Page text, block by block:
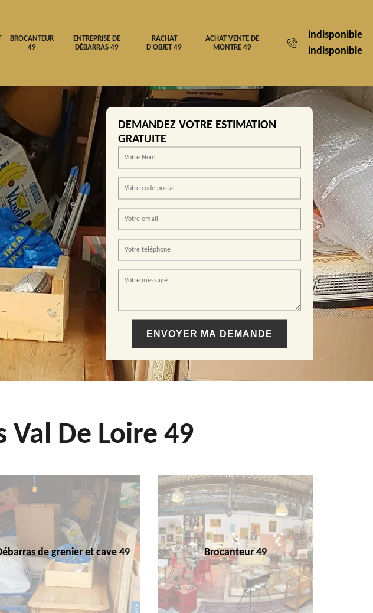
BROCANTEUR
49
ENTREPRISE DE
DÉBARRAS 49
RACHAT
D'OBJET 49
ACHAT VENTE DE
MONTRE 49
indisponible
indisponible
DEMANDEZ VOTRE ESTIMATION
GRATUITE
De Loire 49
de grenier et cave 49 Brocanteur 49